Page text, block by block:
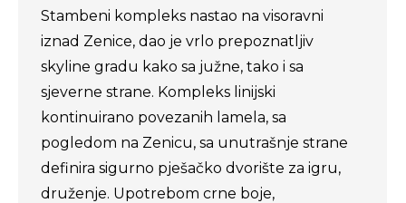
Stambeni kompleks nastao na visoravni
iznad Zenice, dao je vrlo prepoznatljiv
skyline gradu kako sa južne, tako i sa
sjeverne strane. Kompleks linijski
kontinuirano povezanih lamela, sa
pogledom na Zenicu, sa unutrašnje strane
definira sigurno pješačko dvorište za igru,
druženje. Upotrebom crne boje,